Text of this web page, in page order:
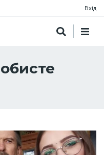
Вхід